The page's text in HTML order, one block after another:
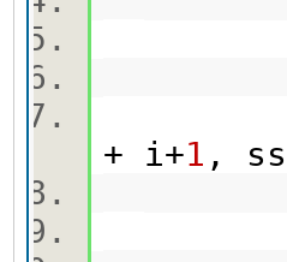
auto
+ i+1 ,